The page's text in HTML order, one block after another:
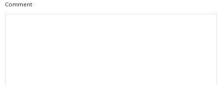
Comment